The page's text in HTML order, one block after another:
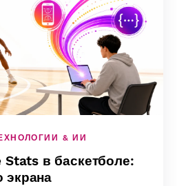
& ИИ
Stats в баскетболе:
экрана